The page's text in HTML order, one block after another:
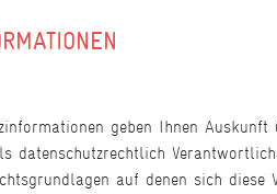
geben Ihnen
datenschutzrechtlich
auf denen sich